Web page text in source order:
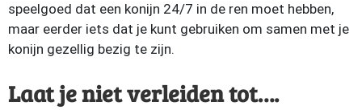
speelgoed dat een konijn 24/7 in de ren moet hebben,
maar eerder iets dat je kunt gebruiken om samen met je
konijn gezellig bezig te zijn.
Laat je niet verleiden tot….